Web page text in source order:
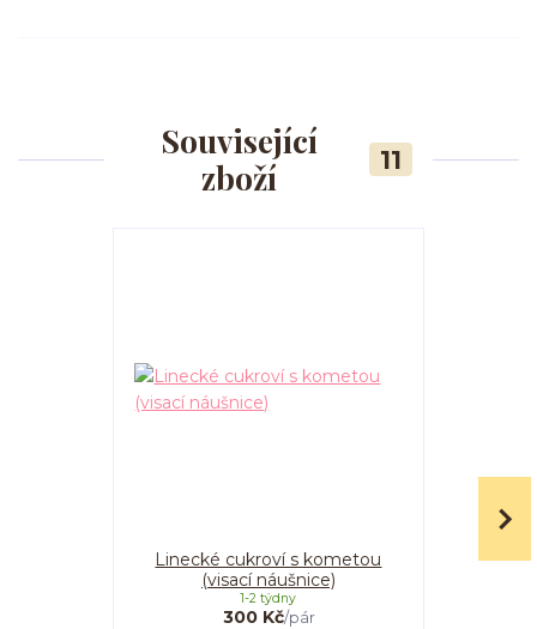
Související
zboží
11
Linecké cukroví s kometou
(visací náušnice)
300 Kč/pár
1-2 týdny
Linecké